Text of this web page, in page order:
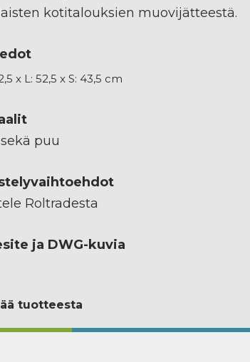
kotitalouksien muovijätteestä.
x L: 52,5 x S: 43,5 cm
puu
Roltradesta
ja DWG-kuvia
tuotteesta